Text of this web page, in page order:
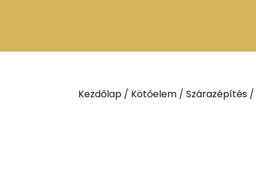
Kezdőlap / Kötőelem / Szárazépítés /